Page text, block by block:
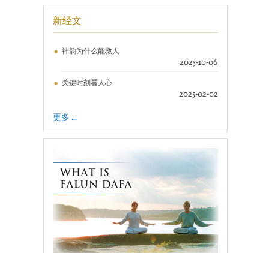
新经文
神韵为什么能救人
2025-10-06
关键时刻看人心
2025-02-02
更多 ...